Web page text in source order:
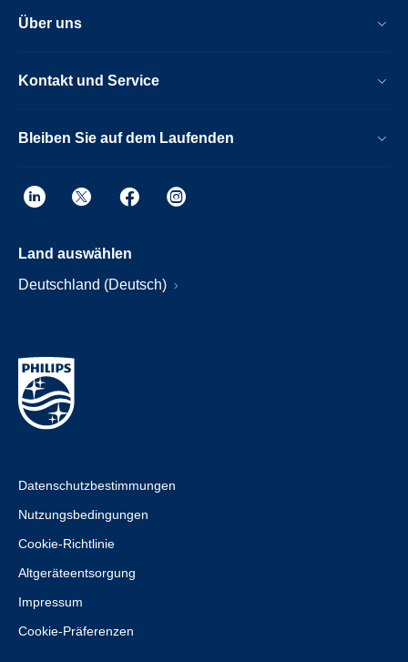
Über uns
Kontakt und Service
Bleiben Sie auf dem Laufenden
Land auswählen
Deutschland (Deutsch)
Datenschutzbestimmungen
Nutzungsbedingungen
Cookie-Richtlinie
Altgeräteentsorgung
Impressum
Cookie-Präferenzen